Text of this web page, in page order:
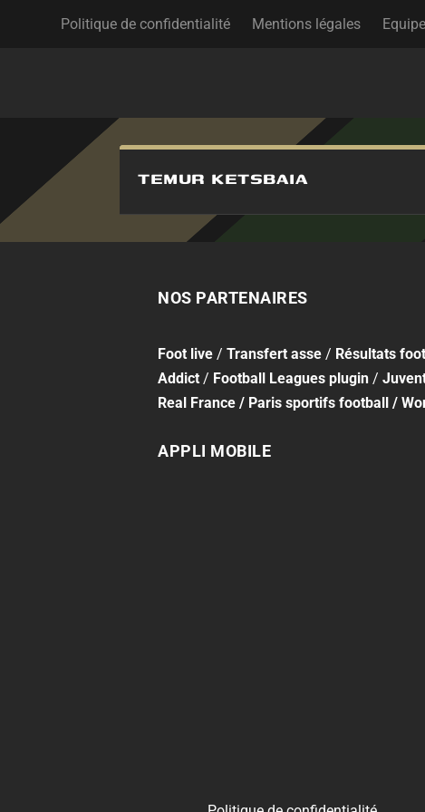
Politique de confidentialité Mentions légales
TEMUR KETSBAIA
NOS PARTENAIRES
Foot live /Transfert asse / Résultats foot
Addict / Football Leagues plugin /
Real France / Paris sportifs football /
APPLI MOBILE